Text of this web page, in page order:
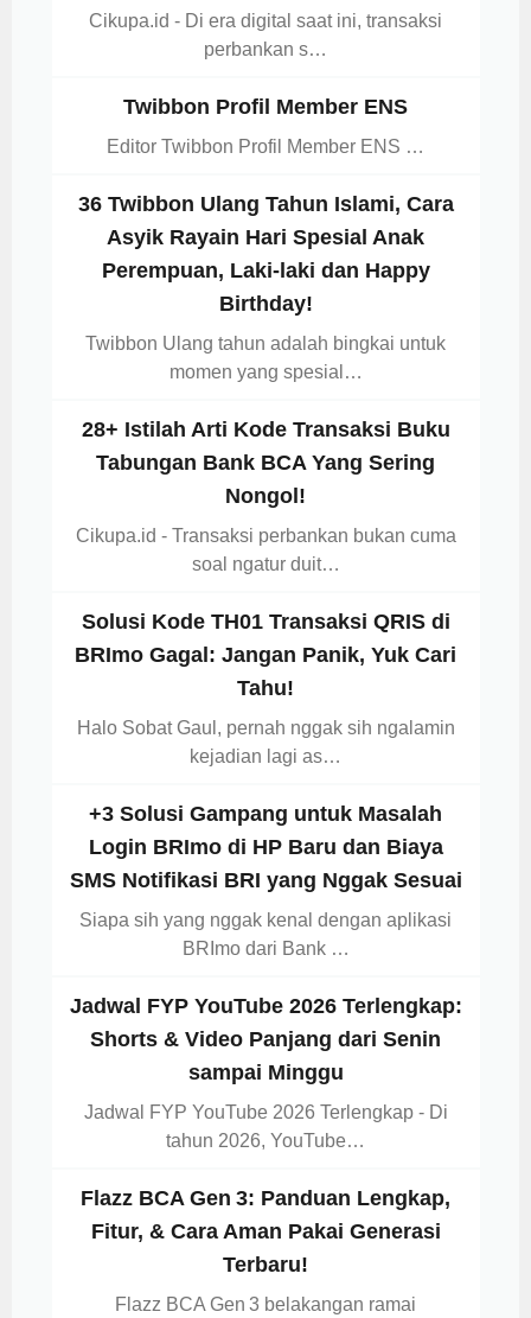
Cikupa.id - Di era digital saat ini, transaksi
perbankan s…
Twibbon Profil Member ENS
Editor Twibbon Profil Member ENS …
36 Twibbon Ulang Tahun Islami, Cara
Asyik Rayain Hari Spesial Anak
Perempuan, Laki-laki dan Happy
Birthday!
Twibbon Ulang tahun adalah bingkai untuk
momen yang spesial…
28+ Istilah Arti Kode Transaksi Buku
Tabungan Bank BCA Yang Sering
Nongol!
Cikupa.id - Transaksi perbankan bukan cuma
soal ngatur duit…
Solusi Kode TH01 Transaksi QRIS di
BRImo Gagal: Jangan Panik, Yuk Cari
Tahu!
Halo Sobat Gaul, pernah nggak sih ngalamin
kejadian lagi as…
+3 Solusi Gampang untuk Masalah
Login BRImo di HP Baru dan Biaya
SMS Notifikasi BRI yang Nggak Sesuai
Siapa sih yang nggak kenal dengan aplikasi
BRImo dari Bank …
Jadwal FYP YouTube 2026 Terlengkap:
Shorts & Video Panjang dari Senin
sampai Minggu
Jadwal FYP YouTube 2026 Terlengkap - Di
tahun 2026, YouTube…
Flazz BCA Gen 3: Panduan Lengkap,
Fitur, & Cara Aman Pakai Generasi
Terbaru!
Flazz BCA Gen 3 belakangan ramai